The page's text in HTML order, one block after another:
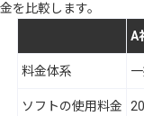
金を比較します。
A
料金体系
ソフトの使用料金